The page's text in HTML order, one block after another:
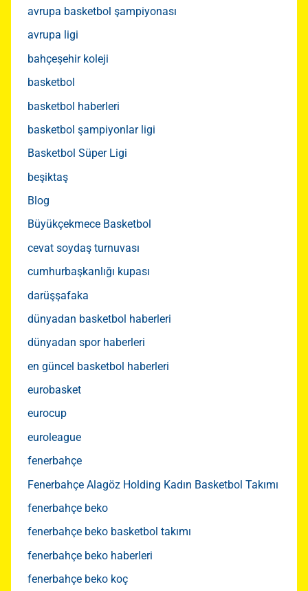
avrupa basketbol şampiyonası
avrupa ligi
bahçeşehir koleji
basketbol
basketbol haberleri
basketbol şampiyonlar ligi
Basketbol Süper Ligi
beşiktaş
Blog
Büyükçekmece Basketbol
cevat soydaş turnuvası
cumhurbaşkanlığı kupası
darüşşafaka
dünyadan basketbol haberleri
dünyadan spor haberleri
en güncel basketbol haberleri
eurobasket
eurocup
euroleague
fenerbahçe
Fenerbahçe Alagöz Holding Kadın Basketbol Takımı
fenerbahçe beko
fenerbahçe beko basketbol takımı
fenerbahçe beko haberleri
fenerbahçe beko koç